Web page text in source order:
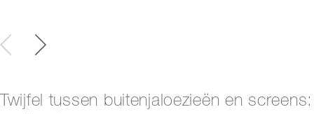
Twijfel tussen buitenjaloezieën en screens: